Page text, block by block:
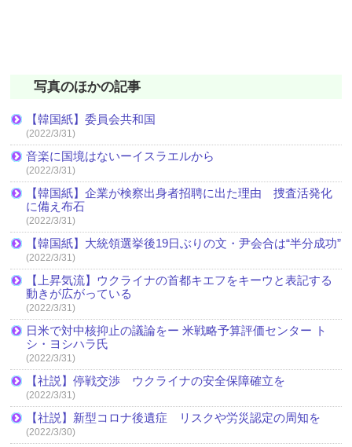
写真のほかの記事
【韓国紙】委員会共和国
(2022/3/31)
音楽に国境はないーイスラエルから
(2022/3/31)
【韓国紙】企業が検察出身者招聘に出た理由 捜査活発化
に備え布石
(2022/3/31)
【韓国紙】大統領選挙後19日ぶりの文・尹会合は“半分成功”
(2022/3/31)
【上昇気流】ウクライナの首都キエフをキーウと表記する
動きが広がっている
(2022/3/31)
日米で対中核抑止の議論をー 米戦略予算評価センター ト
シ・ヨシハラ氏
(2022/3/31)
【社説】停戦交渉 ウクライナの安全保障確立を
(2022/3/31)
【社説】新型コロナ後遺症 リスクや労災認定の周知を
(2022/3/30)